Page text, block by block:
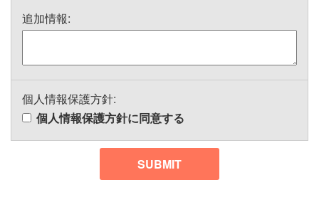
追加情報:
個人情報保護方針:
個人情報保護方針に同意する
SUBMIT